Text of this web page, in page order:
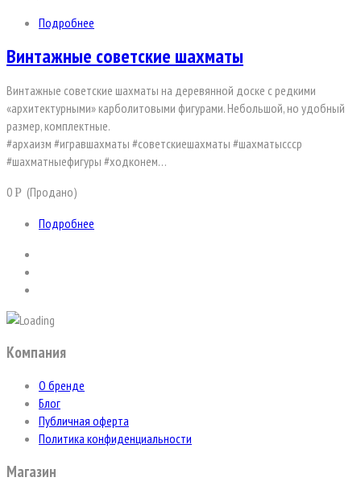
Подробнее
Винтажные советские шахматы
Винтажные советские шахматы на деревянной доске с редкими
«архитектурными» карболитовыми фигурами. Небольшой, но удобный
размер, комплектные.
#архаизм #игравшахматы #советскиешахматы #шахматыссср
#шахматныефигуры #ходконем…
0Р (Продано)
Подробнее
Компания
О бренде
Блог
Публичная оферта
Политика конфиденциальности
Магазин